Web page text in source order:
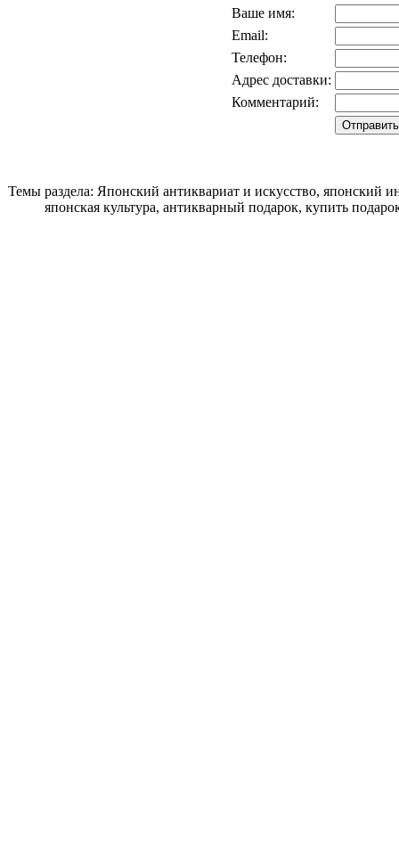
Ваше имя:
Email:
Телефон:
Адрес доставки:
Комментарий:
Темы раздела: Японский антиквариат и искусство, японский
японская культура, антикварный подарок, купить